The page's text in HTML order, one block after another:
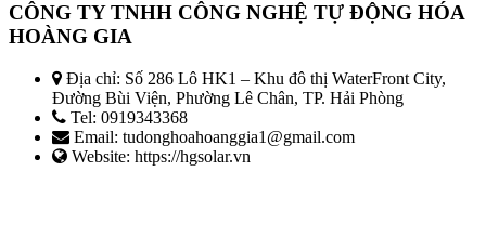
CÔNG TY TNHH CÔNG NGHỆ TỰ ĐỘNG HÓA
HOÀNG GIA
Địa chỉ: Số 286 Lô HK1 – Khu đô thị WaterFront City,
Đường Bùi Viện, Phường Lê Chân, TP. Hải Phòng
Tel: 0919343368
Email: tudonghoahoanggia1@gmail.com
Website: https://hgsolar.vn